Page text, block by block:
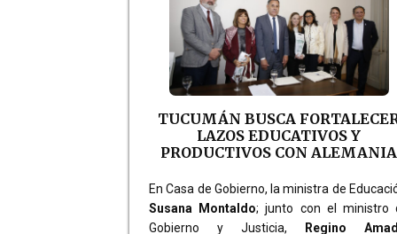
TUCUMÁN BUSCA
LAZOS EDUCATIVOS Y
PRODUCTIVOS CON ALEMANIA
En Casa de Gobierno, la ministra de
Susana Montaldo; junto con el ministro
Gobierno y Justicia, Regino